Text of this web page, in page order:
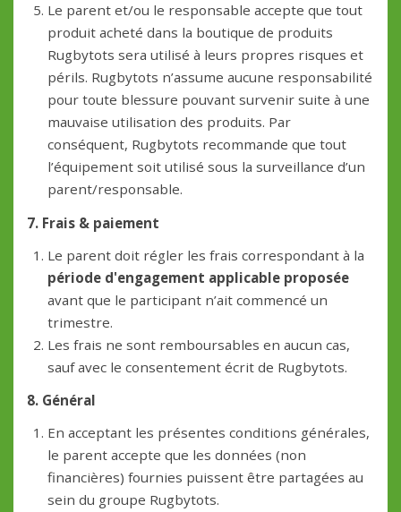
Le parent et/ou le responsable accepte que tout
produit acheté dans la boutique de produits
Rugbytots sera utilisé à leurs propres risques et
périls. Rugbytots n’assume aucune responsabilité
pour toute blessure pouvant survenir suite à une
mauvaise utilisation des produits. Par
conséquent, Rugbytots recommande que tout
l’équipement soit utilisé sous la surveillance d’un
parent/responsable.
7. Frais & paiement
Le parent doit régler les frais correspondant à la
période d'engagement applicable proposée
avant que le participant n’ait commencé un
trimestre.
Les frais ne sont remboursables en aucun cas,
sauf avec le consentement écrit de Rugbytots.
8. Général
En acceptant les présentes conditions générales,
le parent accepte que les données (non
financières) fournies puissent être partagées au
sein du groupe Rugbytots.